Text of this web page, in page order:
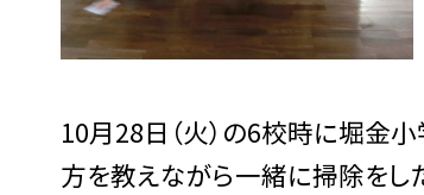
10月28日（火）の6校時に堀金
方を教えながら一緒に掃除をし